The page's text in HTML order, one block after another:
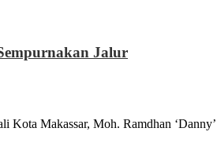
Jalur
Makassar, Moh. Ramdhan